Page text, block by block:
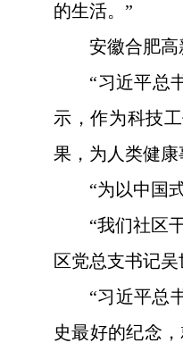
的生活。”
安徽合肥高
“习近平总
示，作为科技
果，为人类健康
“为以中国
“我们社区
区党总支书记
“习近平总
史最好的纪念